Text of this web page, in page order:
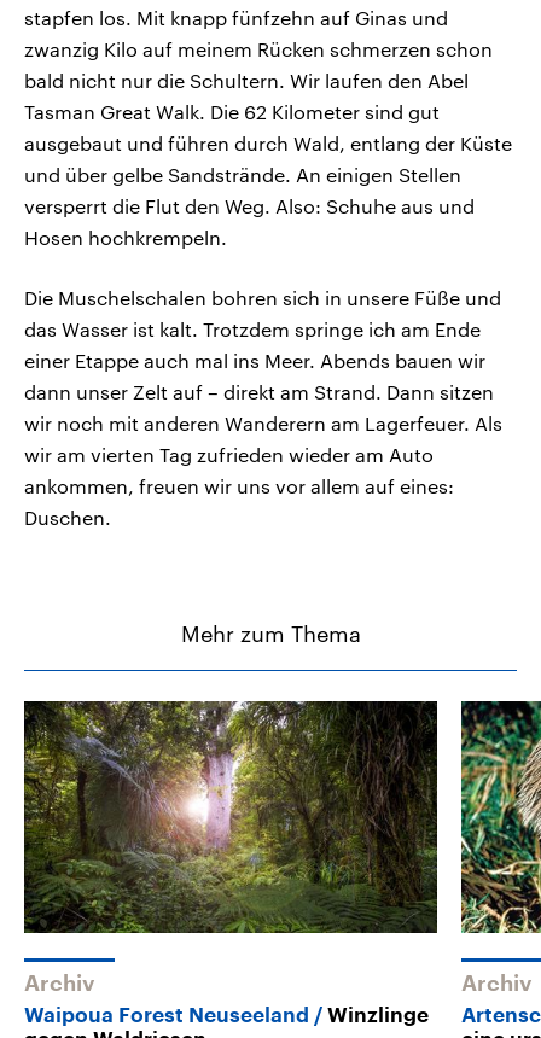
stapfen los. Mit knapp fünfzehn auf Ginas und
zwanzig Kilo auf meinem Rücken schmerzen schon
bald nicht nur die Schultern. Wir laufen den Abel
Tasman Great Walk. Die 62 Kilometer sind gut
ausgebaut und führen durch Wald, entlang der Küste
und über gelbe Sandstrände. An einigen Stellen
versperrt die Flut den Weg. Also: Schuhe aus und
Hosen hochkrempeln.
Die Muschelschalen bohren sich in unsere Füße und
das Wasser ist kalt. Trotzdem springe ich am Ende
einer Etappe auch mal ins Meer. Abends bauen wir
dann unser Zelt auf – direkt am Strand. Dann sitzen
wir noch mit anderen Wanderern am Lagerfeuer. Als
wir am vierten Tag zufrieden wieder am Auto
ankommen, freuen wir uns vor allem auf eines:
Duschen.
Mehr zum Thema
Archiv
Waipoua Forest Neuseeland
Winzlinge
Archiv